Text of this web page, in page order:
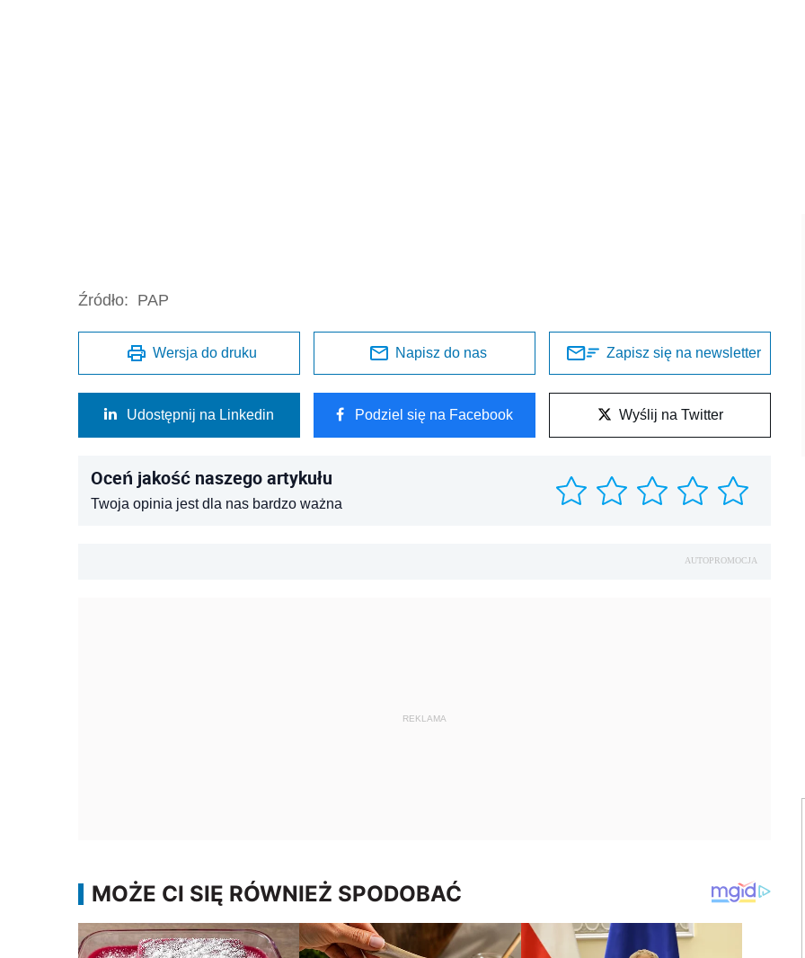
Źródło: PAP
Wersja do druku Napisz do nas Zapisz się na newsletter
Udostępnij na Linkedin Podziel się na Facebook Wyślij na Twitter
Oceń jakość naszego artykułu
Twoja opinia jest dla nas bardzo ważna
AUTOPROMOCJA
REKLAMA